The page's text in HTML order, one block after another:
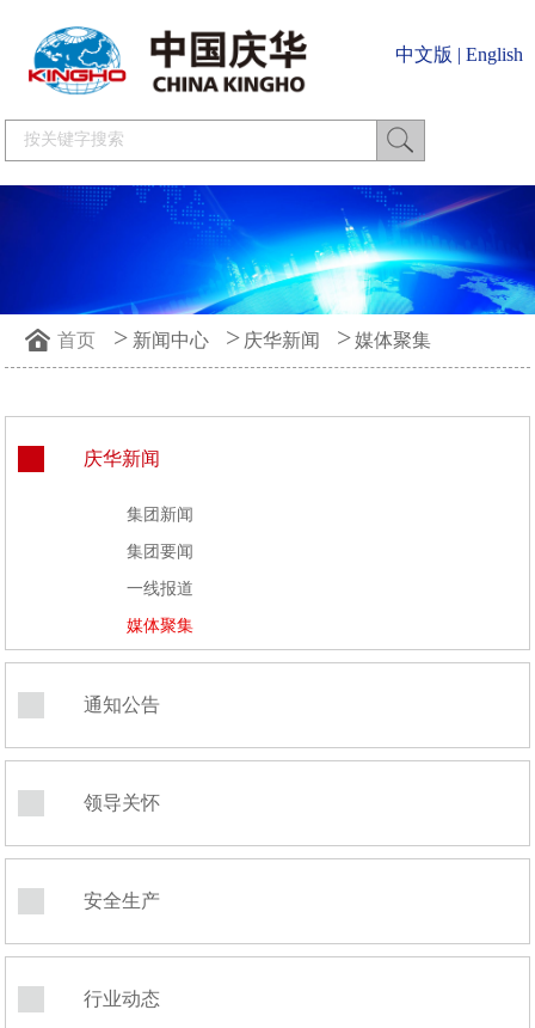
中文版 | English
首页 > 新闻中心 > 庆华新闻 > 媒体聚集
庆华新闻
集团新闻
集团要闻
一线报道
媒体聚集
通知公告
领导关怀
安全生产
行业动态